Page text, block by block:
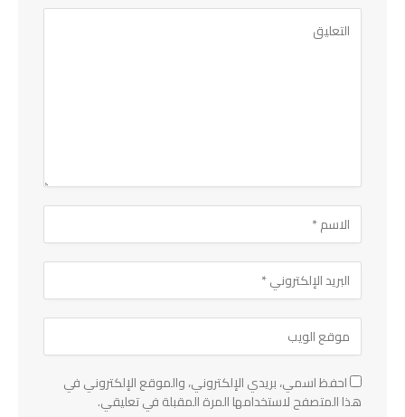
احفظ اسمي، بريدي الإلكتروني، والموقع الإلكتروني في
هذا المتصفح لاستخدامها المرة المقبلة في تعليقي.